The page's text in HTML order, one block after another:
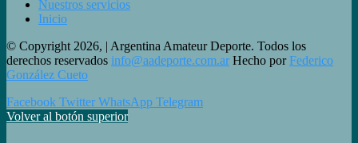
Nuestros servicios
Inicio
© Copyright 2026, | Argentina Amateur Deporte. Todos los
derechos reservados info@aadeporte.com.ar Hecho por Federico
González Cueto
Facebook Twitter WhatsApp Telegram
Volver al botón superior